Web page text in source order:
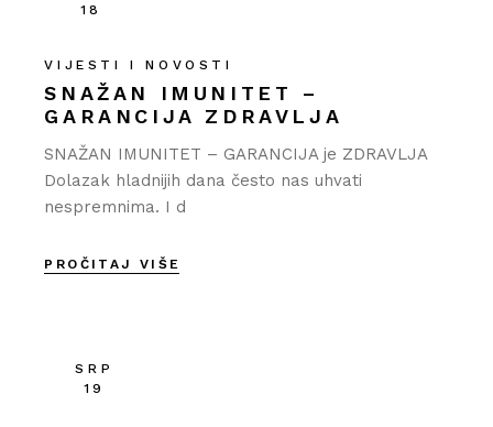
18
VIJESTI I NOVOSTI
SNAŽAN IMUNITET –
GARANCIJA ZDRAVLJA
SNAŽAN IMUNITET – GARANCIJA je ZDRAVLJA
Dolazak hladnijih dana često nas uhvati
nespremnima. I d
PROČITAJ VIŠE
SRP
19